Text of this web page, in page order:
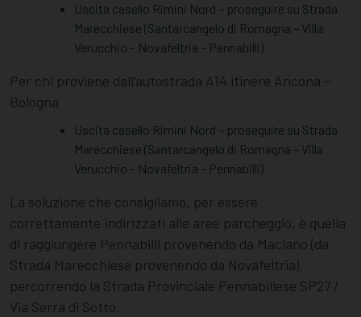
Uscita casello Rimini Nord – proseguire su Strada
Marecchiese (Santarcangelo di Romagna – Villa
Verucchio – Novafeltria – Pennabilli)
Per chi proviene dall’autostrada A14 itinere Ancona –
Bologna
Uscita casello Rimini Nord – proseguire su Strada
Marecchiese (Santarcangelo di Romagna – Villa
Verucchio – Novafeltria – Pennabilli)
La soluzione che consigliamo, per essere
correttamente indirizzati alle aree parcheggio, è quella
di raggiungere Pennabilli provenendo da Maciano (da
Strada Marecchiese provenendo da Novafeltria),
percorrendo la Strada Provinciale Pennabillese SP27 /
Via Serra di Sotto.